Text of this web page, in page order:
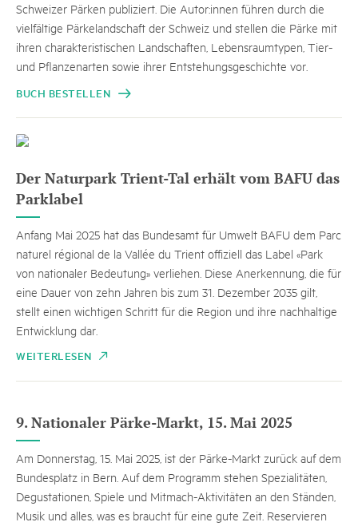
Schweizer Pärken publiziert. Die Autor:innen führen durch die
vielfältige Pärkelandschaft der Schweiz und stellen die Pärke mit
ihren charakteristischen Landschaften, Lebensraumtypen, Tier-
und Pflanzenarten sowie ihrer Entstehungsgeschichte vor.
BUCH BESTELLEN
Der Naturpark Trient-Tal erhält vom BAFU das
Parklabel
Anfang Mai 2025 hat das Bundesamt für Umwelt BAFU dem Parc
naturel régional de la Vallée du Trient offiziell das Label «Park
von nationaler Bedeutung» verliehen. Diese Anerkennung, die für
eine Dauer von zehn Jahren bis zum 31. Dezember 2035 gilt,
stellt einen wichtigen Schritt für die Region und ihre nachhaltige
Entwicklung dar.
WEITERLESEN
9. Nationaler Pärke-Markt, 15. Mai 2025
Am Donnerstag, 15. Mai 2025, ist der Pärke-Markt zurück auf dem
Bundesplatz in Bern. Auf dem Programm stehen Spezialitäten,
Degustationen, Spiele und Mitmach-Aktivitäten an den Ständen,
Musik und alles, was es braucht für eine gute Zeit. Reservieren